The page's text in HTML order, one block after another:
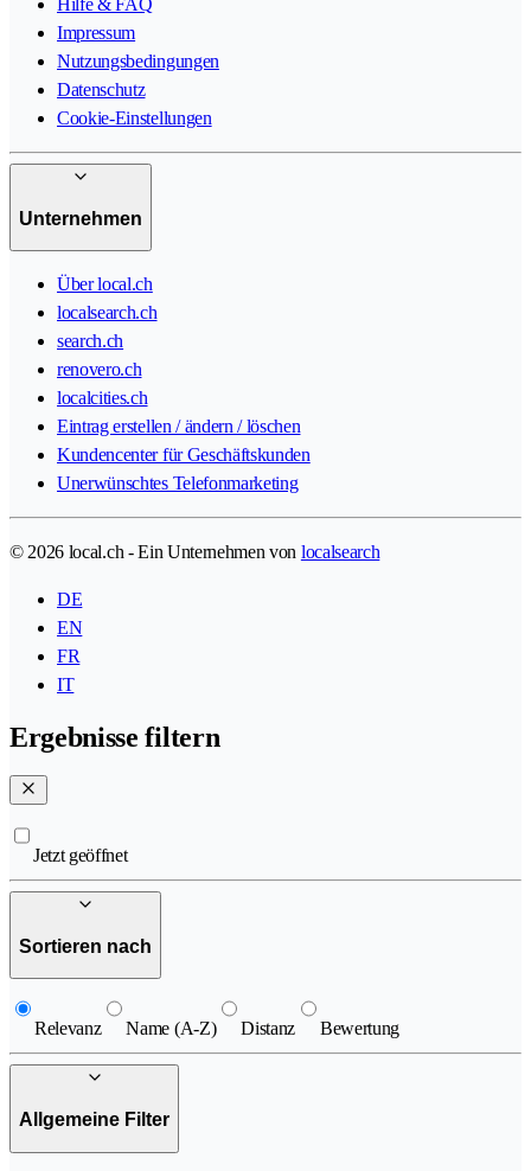
Hilfe & FAQ
Impressum
Nutzungsbedingungen
Datenschutz
Cookie-Einstellungen
Unternehmen
Über local.ch
localsearch.ch
search.ch
renovero.ch
localcities.ch
Eintrag erstellen / ändern / löschen
Kundencenter für Geschäftskunden
Unerwünschtes Telefonmarketing
© 2026 local.ch - Ein Unternehmen von localsearch
DE
EN
FR
IT
Ergebnisse filtern
Jetzt geöffnet
Sortieren nach
Relevanz Name (A-Z) Distanz Bewertung
Allgemeine Filter